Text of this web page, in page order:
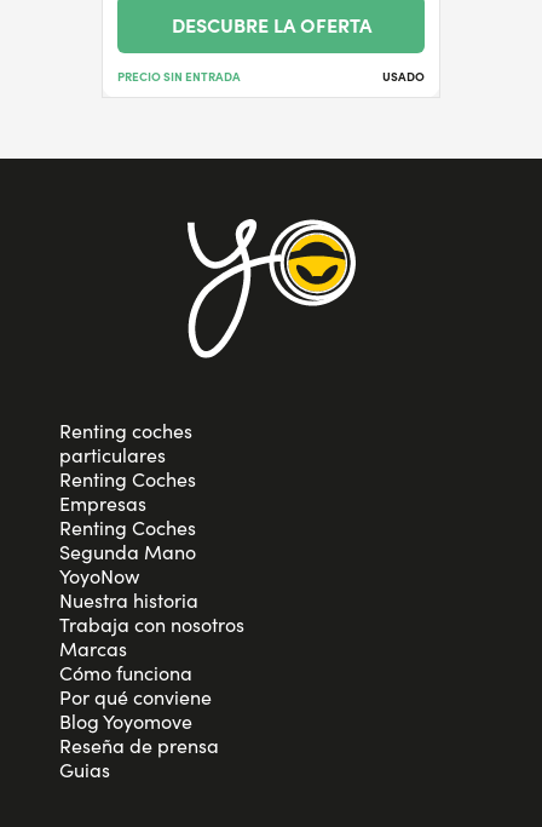
DESCUBRE LA OFERTA
PRECIO SIN ENTRADA USADO
Renting coches
particulares
Renting Coches
Empresas
Renting Coches
Segunda Mano
YoyoNow
Nuestra historia
Trabaja con nosotros
Marcas
Cómo funciona
Por qué conviene
Blog Yoyomove
Reseña de prensa
Guias